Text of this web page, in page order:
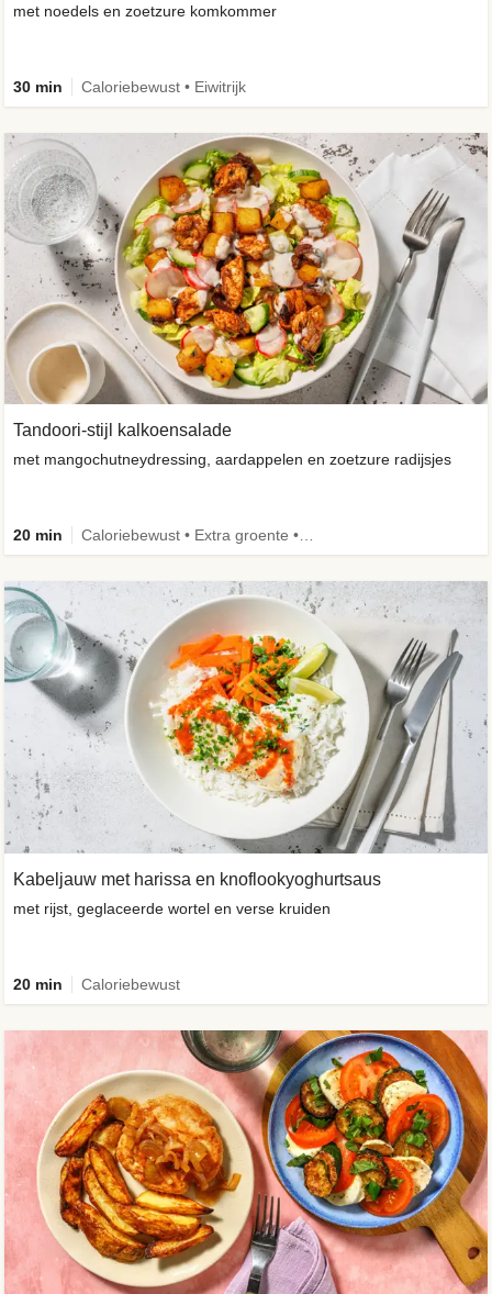
met noedels en zoetzure komkommer
30 min Caloriebewust • Eiwitrijk
Tandoori-stijl kalkoensalade
met mangochutneydressing, aardappelen en zoetzure radijsjes
20 min
Kabeljauw met harissa en knoflookyoghurtsaus
met rijst, geglaceerde wortel en verse kruiden
20 min Caloriebewust